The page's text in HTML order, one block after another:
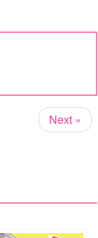
Next »